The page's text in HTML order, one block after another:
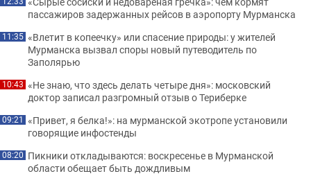
пассажиров задержанных рейсов в аэропорту Мурманска
11:35 «Влетит в копеечку» или спасение природы: у жителей
Мурманска вызвал споры новый путеводитель по
Заполярью
10:43 «Не знаю, что здесь делать четыре дня»: московский
доктор записал разгромный отзыв о Териберке
09:21 «Привет, я белка!»: на мурманской экотропе установили
говорящие инфостенды
08:20 Пикники откладываются: воскресенье в Мурманской
области обещает быть дождливым